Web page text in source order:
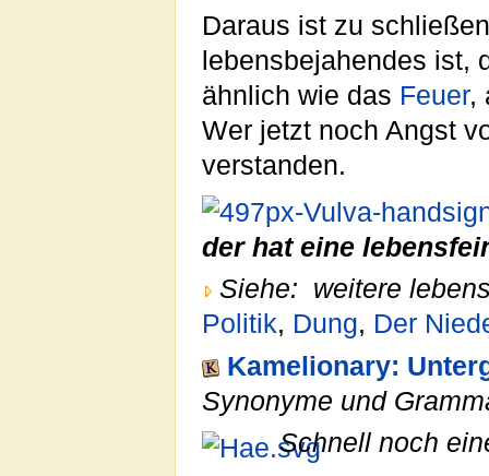
Daraus ist zu
lebensbejahendes ist,
ähnlich wie das Feuer,
Wer jetzt noch Angst
verstanden.
der hat eine
Siehe: weitere
Politik, Dung, Der
Kamelionary:
Synonyme und
Schnell noch